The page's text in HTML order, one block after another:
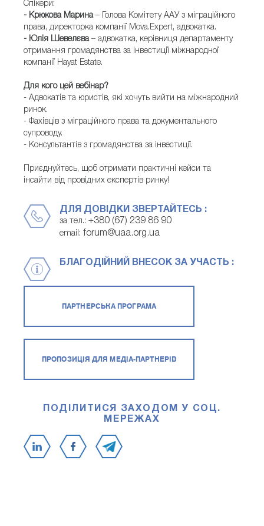
Спікери:
- Крюкова Марина– Голова Комітету ААУ з міграційного
права, директорка компанії Mova.Expert, адвокатка.
- Юлія Шевелєва– адвокатка, керівниця департаменту
отримання громадянства за інвестиції міжнародної
компанії Hayat Estate.
Для кого цей вебінар?
- Адвокатів та юристів, які хочуть вийти на міжнародний
ринок.
- Фахівців з міграційного права та документального
супроводу.
- Консультантів з громадянства за інвестиції.
Приєднуйтесь, щоб отримати практичні кейси та
інсайти від провідних експертів ринку!
ДЛЯ ДОВІДКИ ЗВЕРТАЙТЕСЬ :
за тел.: +380 (67) 239 86 90
email: forum@uaa.org.ua
БЛАГОДІЙНИЙ ВНЕСОК ЗА УЧАСТЬ :
ПАРТНЕРСЬКА ПРОГРАМА
ПРОПОЗИЦІЯ ДЛЯ МЕДІА-ПАРТНЕРІВ
ПОДІЛИТИСЯ ЗАХОДОМ У СОЦ.
МЕРЕЖАХ